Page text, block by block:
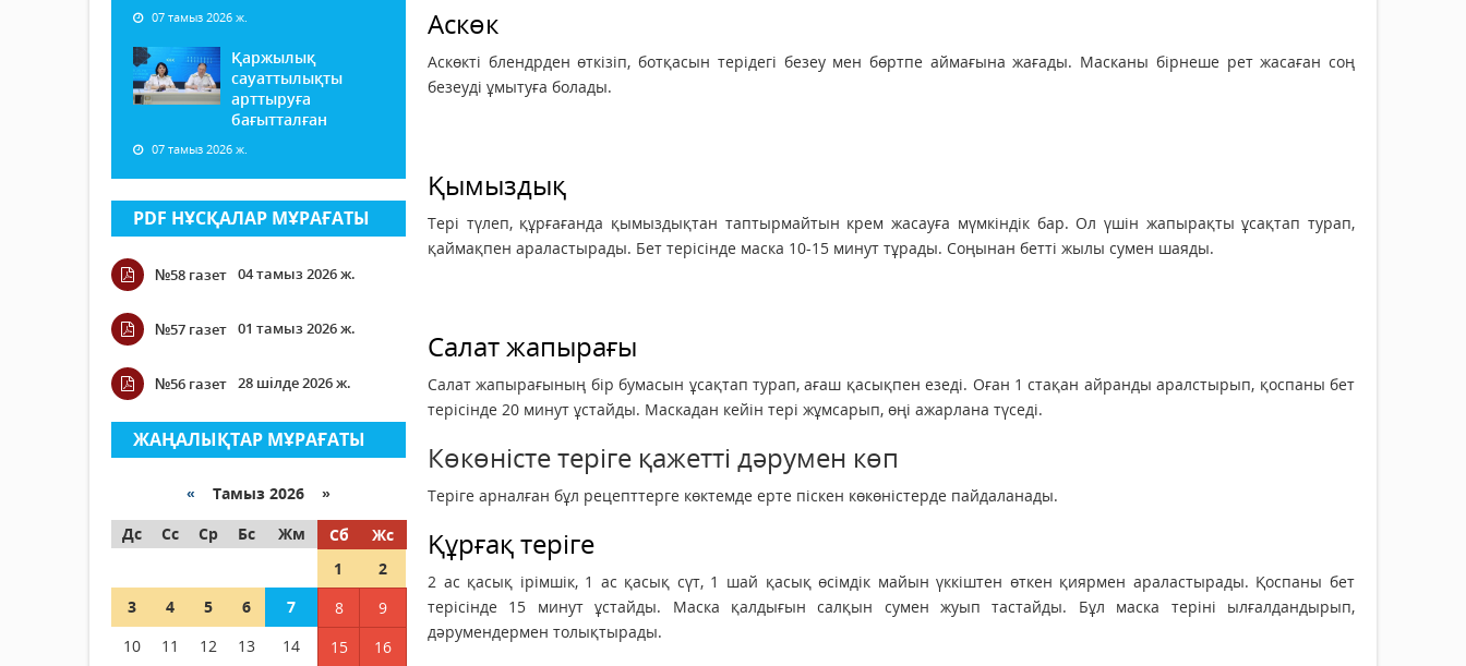
07 тамыз 2026 ж.
Қаржылық
сауаттылықты
арттыруға
бағытталған
07 тамыз 2026 ж.
PDF НҰСҚАЛАР МҰРАҒАТЫ
№58 газет 04 тамыз 2026 ж.
№57 газет 01 тамыз 2026 ж.
№56 газет 28 шілде 2026 ж.
ЖАҢАЛЫҚТАР МҰРАҒАТЫ
« Тамыз 2026 »
Дс
Сс Ср Бс Жм Сб
Жс
1
2
3
4 5 6 7 8
9
10
11 12 13 14 15
16
Аскөк
Аскөкті блендрден өткізіп, ботқасын терідегі безеу мен бөртпе аймағына жағады. Масканы бірнеше рет жасаған соң
безеуді ұмытуға болады.
Қымыздық
Тері түлеп, құрғағанда қымыздықтан таптырмайтын крем жасауға мүмкіндік бар. Ол үшін жапырақты ұсақтап турап,
қаймақпен араластырады. Бет терісінде маска 10-15 минут тұрады. Соңынан бетті жылы сумен шаяды.
Салат жапырағы
Салат жапырағының бір бумасын ұсақтап турап, ағаш қасықпен езеді. Оған 1 стақан айранды аралстырып, қоспаны бет
терісінде 20 минут ұстайды. Маскадан кейін тері жұмсарып, өңі ажарлана түседі.
Көкөністе теріге қажетті дәрумен көп
Теріге арналған бұл рецепттерге көктемде ерте піскен көкөністерде пайдаланады.
Құрғақ теріге
2 ас қасық ірімшік, 1 ас қасық сүт, 1 шай қасық өсімдік майын үккіштен өткен қиярмен араластырады. Қоспаны бет
терісінде 15 минут ұстайды. Маска қалдығын салқын сумен жуып тастайды. Бұл маска теріні ылғалдандырып,
дәрумендермен толықтырады.